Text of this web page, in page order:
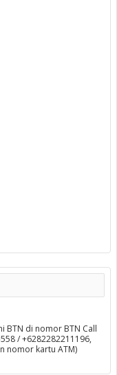
BTN di nomor BTN Call
/ +6282282211196,
nomor kartu ATM)